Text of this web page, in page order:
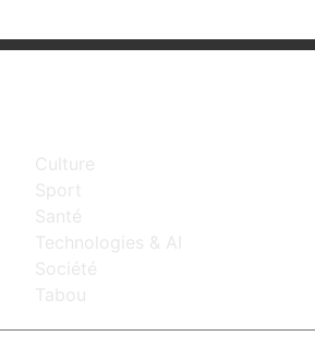
Culture
Sport
Santé
Technologies & AI
Société
Tabou